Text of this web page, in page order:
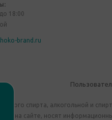
18:00
brand.ru
спирта, алкогольной и
на сайте, носят